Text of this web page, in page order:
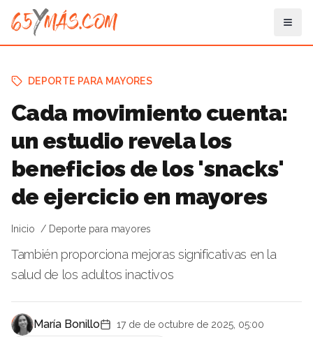
DEPORTE PARA MAYORES
Cada movimiento cuenta:
un estudio revela los
beneficios de los 'snacks'
de ejercicio en mayores
Inicio Deporte para mayores
También proporciona mejoras significativas en la
salud de los adultos inactivos
María Bonillo
17 de de octubre de 2025, 05:00